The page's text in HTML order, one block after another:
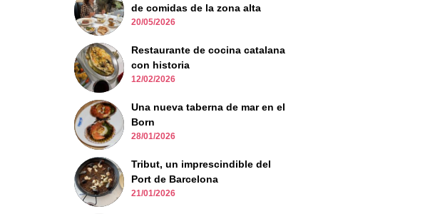
de comidas de la zona alta
20/05/2026
Restaurante de cocina catalana
con historia
12/02/2026
Una nueva taberna de mar en el
Born
28/01/2026
Tribut, un imprescindible del
Port de Barcelona
21/01/2026